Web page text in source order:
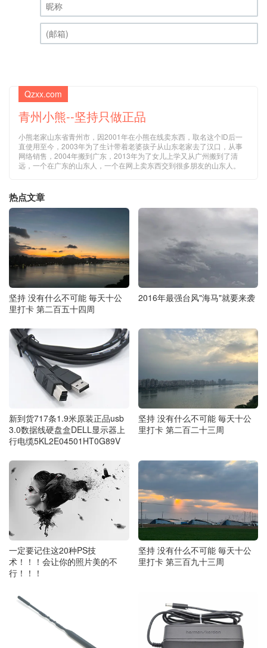
昵称 (必填)
Qzxx.com
青州小熊--坚持只做正品
小熊老家山东省青州市，因2001年在小熊在线卖东西，取名这个ID后一
直使用至今，2003年为了生计带着老婆孩子从山东老家去了汉口，从事
网络销售，2004年搬到广东，2013年为了女儿上学又从广州搬到了清
远，一个在广东的山东人，一个在网上卖东西交到很多朋友的山东人。
热点文章
坚持 没有什么不可能 毎天十公
里打卡 第二百五十四周
2016年最强台风"海马"就要来袭
新到货717条1.9米原装正品usb
3.0数据线硬盘盒DELL显示器上
行电缆5KL2E04501HT0G89V
坚持 没有什么不可能 毎天十公
里打卡 第二百二十三周
一定要记住这20种PS技
术！！！会让你的照片美的不
行！！！
坚持 没有什么不可能 毎天十公
里打卡 第三百九十三周